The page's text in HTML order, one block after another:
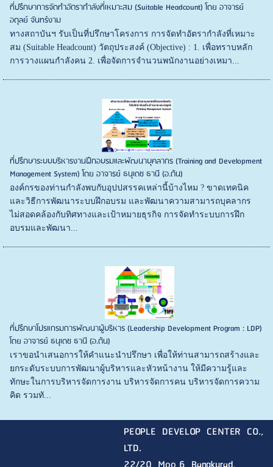
ที่ปรึกษาการจัดทำอัตรากำลังที่เหมาะสม (Suitable Headcount) โดย อาจารย์
อดุลย์ จันทร์งาม
ทางสถาบันฯ รับเป็นที่ปรึกษาโครงการ การจัดทำอัตรากำลังที่เหมาะ
สม (Suitable Headcount) วัตถุประสงค์ (Objective) : 1. เพื่อทราบหลัก
การวางแผนกำลังคน 2. เพื่อจัดการจำนวนพนักงานอย่างเหมา...
ที่ปรึกษาระบบบริหารงานฝึกอบรมและพัฒนาบุคลากร (Training and Development
Management System) โดย อาจารย์ ธนุเดช ธานี (อ.ต้น)
องค์กรของท่านกำลังพบกับอุปปสรรคเหล่านี้บ้างไหม ? ขาดเทคนิค
และวิธีการพัฒนาระบบฝึกอบรม และพัฒนาความสามารถบุคลากร
ไม่สอดคล้องกับทิศทางและเป้าหมายธุรกิจ การจัดทำระบบการฝึก
อบรมและพัฒนา...
ที่ปรึกษาโปรแกรมการพัฒนาผู้บริหาร (Leadership Development Program : LDP)
โดย อาจารย์ ธนุเดช ธานี (อ.ต้น)
เราขอนำเสนอการให้คำแนะนำปรึกษา เพื่อให้ท่านสามารถสร้างและ
ยกระดับระบบการพัฒนาผู้บริหารและหัวหน้างาน ให้มีความรู้และ
ทักษะในการบริหารจัดการงาน บริหารจัดการคน บริหารจัดการความ
คิด รวมทั...
PEOPLE DEVELOP CENTER CO.,
LTD.